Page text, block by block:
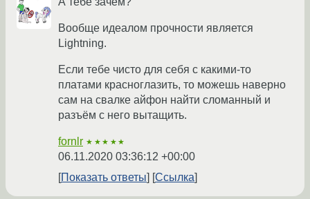
Вообще идеалом прочности является
Lightning.
Если тебе чисто для себя с какими-то
платами красноглазить, то можешь наверно
сам на свалке айфон найти сломанный и
разъём с него вытащить.
fornlr ★★★★★
06.11.2020 03:36:12 +00:00
Показать ответы
Ссылка